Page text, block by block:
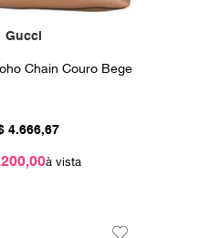
Gucci
Chain Couro Bege
4.666,67